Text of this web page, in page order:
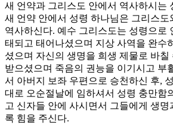
새 언약과 그리스도 안에서 역사하시는
새 언약 안에서 성령 하나님은 그리스도
역사하신다. 예수 그리스도는 성령으로
태되고 태어나셨으며 지상 사역을 완수
셨으며 자신의 생명을 희생 제물로 바칠
받으셨으며 죽음의 권능을 이기시고 부
서 아버지 보좌 우편으로 승천하신 후,
대로 오순절날에 임하셔서 성령 충만함
고 신자들 안에 사시면서 그들에게 생명
록 힘을 주신다.